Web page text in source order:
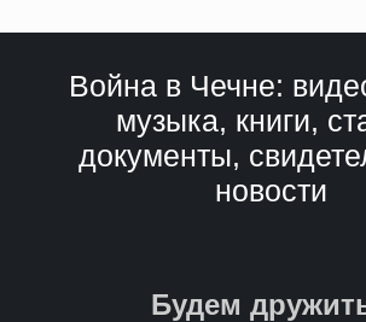
Война в Чечне:
музыка, книги,
документы,
новости
Будем